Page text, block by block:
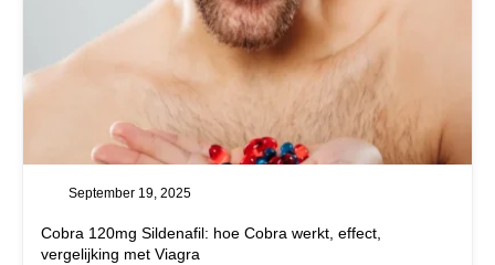
Cobra 120mg Sildenafil: hoe Cobra werkt, effect,
vergelijking met Viagra
September 19, 2025